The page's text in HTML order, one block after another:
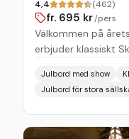
4,4 (462)
fr. 695 kr/pers
Välkommen på
erbjuder klassiskt
på vår fina
Rönås berömda
juligt wärdshus
Julbord med show
Julbord för stora